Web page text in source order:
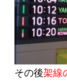
その後架線